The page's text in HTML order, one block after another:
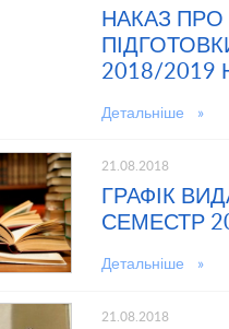
НАКАЗ
2018/2019
Детальніше »
21.08.2018
ГРАФІК
СЕМЕСТР
Детальніше »
21.08.2018